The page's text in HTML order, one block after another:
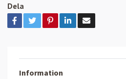
Dela
Information